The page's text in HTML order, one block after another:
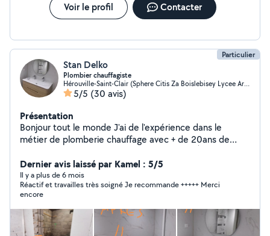
Voir le profil Contacter
Particulier
Stan Delko
Plombier chauffagiste
Hérouville-Saint-Clair (Sphere Citis Za Boislebisey Lycee Artisa)
5/5 (30 avis)
Présentation
Bonjour tout le monde J'ai de l'expérience dans le
métier de plomberie chauffage avec + de 20ans de
Remplacement BEC, LAVABO, BAIGNOIRE, WC...... etc
Remplacement chaudière et radiateur, nettoyage,
débouchage.... Etc Dès questions.. N'hésitez pas à me
Dernier avis laissé par Kamel : 5/5
Il y a plus de 6 mois
Réactif et travailles très soigné Je recommande +++++ Merci
encore